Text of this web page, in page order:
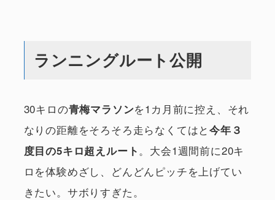
ランニングルート公開
30キロの青梅マラソンを1カ月前に控え、それ
なりの距離をそろそろ走らなくてはと今年３
度目の5キロ超えルート 。大会1週間前に20キ
ロを体験めざし、どんどんピッチを上げてい
きたい。サボりすぎた。